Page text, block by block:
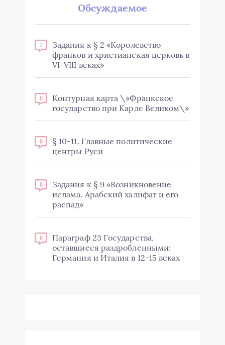
Обсуждаемое
2
Задания к § 2 «Королевство
франков и христианская церковь в
VI-VIII веках»
0
Контурная карта \»Франкское
государство при Карле Великом\»
0
§ 10-11. Главные политические
центры Руси
0
Задания к § 9 «Возникновение
ислама. Арабский халифат и его
распад»
0
Параграф 23 Государства,
оставшиеся раздробленными:
Германия и Италия в 12-15 веках